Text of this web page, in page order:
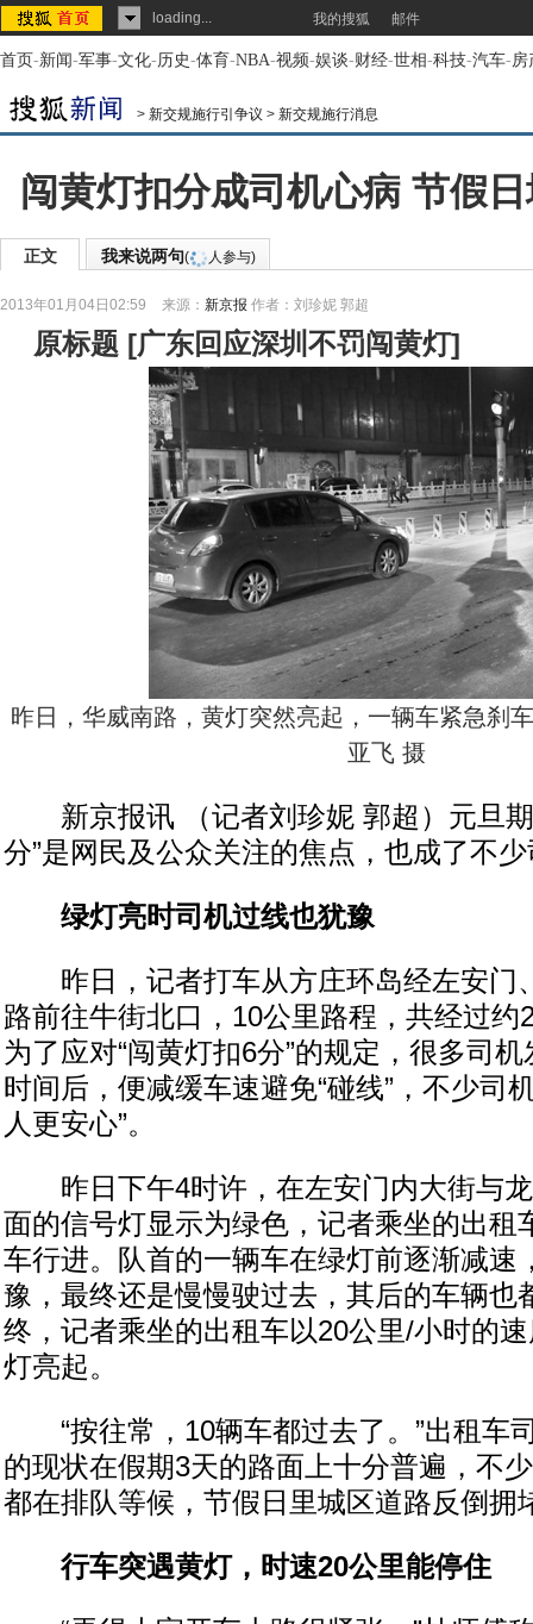
loading... 我的搜狐 邮件
首页-新闻-军事-文化-历史-体育-NBA-视频-娱谈-财经-世相-科技-汽车-房
> 新交规施行引争议 > 新交规施行消息
闯黄灯扣分成司机心病 节假
正文 我来说两句( 人参与)
2013年01月04日02:59 来源： 新京报 作者：刘珍妮 郭超
原标题 [广东回应深圳不罚闯黄灯]
昨日，华威南路，黄灯突然亮起，一辆车紧急刹
亚飞 摄
新京报讯 （记者刘珍妮 郭超）元旦期
分”是网民及公众关注的焦点，也成了不少
绿灯亮时司机过线也犹豫
昨日，记者打车从方庄环岛经左安门
路前往牛街北口，10公里路程，共经过约
为了应对“闯黄灯扣6分”的规定，很多司
时间后，便减缓车速避免“碰线”，不少司
人更安心”。
昨日下午4时许，在左安门内大街与龙
面的信号灯显示为绿色，记者乘坐的出租
车行进。队首的一辆车在绿灯前逐渐减速
豫，最终还是慢慢驶过去，其后的车辆也
终，记者乘坐的出租车以20公里/小时的
灯亮起。
“按往常，10辆车都过去了。”出租车
的现状在假期3天的路面上十分普遍，不
都在排队等候，节假日里城区道路反倒拥
行车突遇黄灯，时速20公里能停住